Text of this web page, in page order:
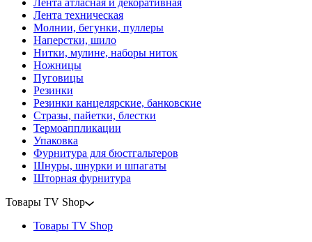
Лента техническая
Молнии, бегунки, пуллеры
Наперстки, шило
Нитки, мулине, наборы ниток
Ножницы
Пуговицы
Резинки
Резинки канцелярские, банковские
Стразы, пайетки, блестки
Термоаппликации
Упаковка
Фурнитура для бюстгальтеров
Шнуры, шнурки и шпагаты
Шторная фурнитура
Товары TV Shop
Товары TV Shop